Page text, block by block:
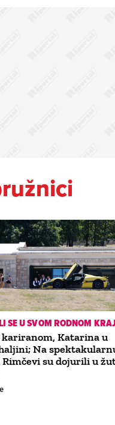
SE U SVOM RODNOM
kariranom, Katarina u
Na
Rimčevi su dojurili u